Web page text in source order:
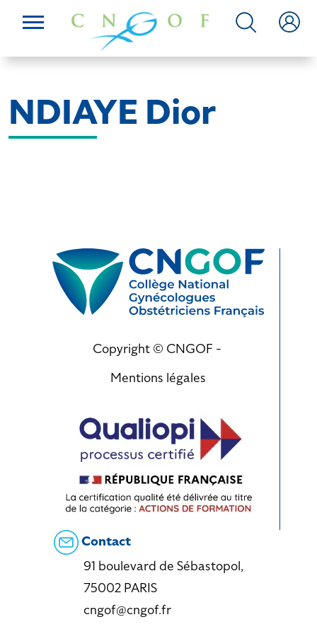
NDIAYE Dior
Copyright © CNGOF -
Mentions légales
Contact
91 boulevard de Sébastopol,
75002 PARIS
cngof@cngof.fr